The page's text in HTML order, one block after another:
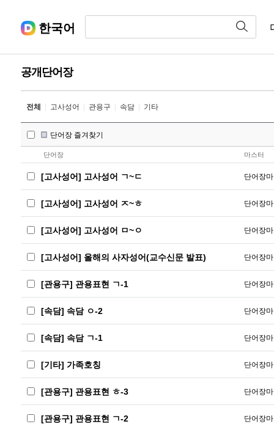
한국어
공개단어장
전체 고사성어 관용구 속담 기타
단어장 즐겨찾기
단어장 마스터
[고사성어] 고사성어 ㄱ~ㄷ 단어장
[고사성어] 고사성어 ㅈ~ㅎ 단어장
[고사성어] 고사성어 ㅁ~ㅇ 단어장
[고사성어] 올해의 사자성어(교수신문 발표) 단어장
[관용구] 관용표현 ㄱ-1 단어장
[속담] 속담 ㅇ-2 단어장
[속담] 속담 ㄱ-1 단어장
[기타] 가족호칭 단어장
[관용구] 관용표현 ㅎ-3 단어장
[관용구] 관용표현 ㄱ-2 단어장